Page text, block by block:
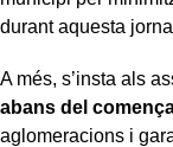
durant aquesta
A més, s’insta als
abans del
aglomeracions i